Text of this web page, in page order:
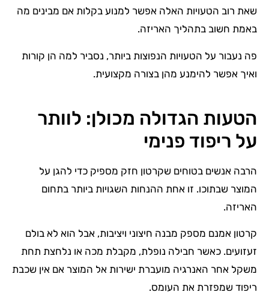
שאת רוב הטעויות האלה אפשר למנוע בקלות אם מבינים מה
באמת חשוב בתהליך האריזה.
פה נעבור על הטעויות הנפוצות ביותר, נסביר למה הן קורות
ואיך אפשר להימנע מהן בצורה מקצועית.
הטעות הגדולה מכולן: לוותר
על ריפוד פנימי
הרבה אנשים בטוחים שקרטון חזק מספיק כדי להגן על
המוצר שבתוכו. זו אחת ההנחות השגויות ביותר בתחום
האריזה.
קרטון אמנם מספק מבנה חיצוני ויציבות, אבל הוא לא בולם
זעזועים. כאשר חבילה נופלת, מקבלת מכה או נלחצת תחת
משקל אחר האנרגיה מועברת ישירות אל המוצר אם אין שכבת
ריפוד שמפזרת את העומס.